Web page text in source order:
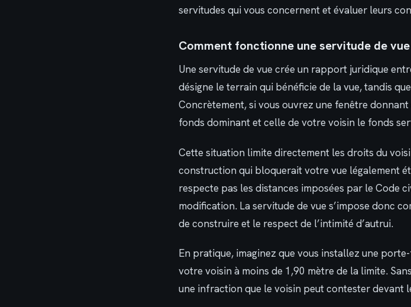
servitudes qui vous concernent et évaluer leurs
Comment fonctionne une servitude de
Une servitude de vue crée un rapport juridique
désigne le terrain qui bénéficie de la vue, tandis
Concrètement, si vous ouvrez une fenêtre
fonds dominant et celle de votre voisin le fonds
Cette situation limite directement les droits du
construction qui bloquerait votre vue légalement
respecte pas les distances imposées par le Code
modification. La servitude de vue s’impose donc
de construire et le respect de l’intimité d’autrui.
En pratique, imaginez que vous installez une
votre voisin à moins de 1,90 mètre de la limite.
une infraction que le voisin peut contester devant